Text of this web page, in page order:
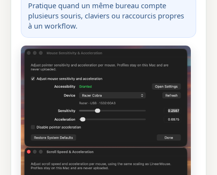
Pratique quand un même bureau compte
plusieurs souris, claviers ou raccourcis propres
à un workflow.